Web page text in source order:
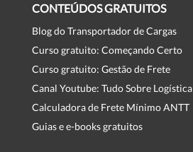
CONTEÚDOS GRATUITOS
Blog do Transportador de Cargas
Curso gratuito: Começando Certo
Curso gratuito: Gestão de Frete
Canal Youtube: Tudo Sobre Logística
Calculadora de Frete Mínimo ANTT
Guias e e-books gratuitos